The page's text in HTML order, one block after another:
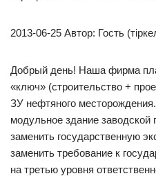
2013-06-25 Автор: Гость
Добрый день! Наша фирма
«ключ» (строительство +
ЗУ нефтяного
модульное здание заводской
заменить государственную
заменить требование к
на третью уровня